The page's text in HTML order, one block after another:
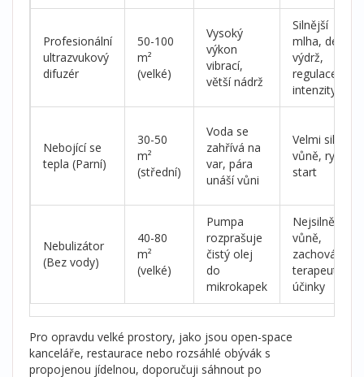
Profesionální
ultrazvukový
difuzér
50-100
m²
(velké)
Vysoký
výkon
vibrací,
větší nádrž
Silnější
mlha, delší
výdrž,
regulace
intenzity
Nebojící se
tepla (Parní)
30-50
m²
(střední)
Voda se
zahřívá na
var, pára
unáší vůni
Velmi silná
vůně, rychlý
start
Nebulizátor
(Bez vody)
40-80
m²
(velké)
Pumpa
rozprašuje
čistý olej
do
mikrokapek
Nejsilnější
vůně,
zachovává
terapeutické
účinky
Pro opravdu velké prostory, jako jsou open-space
kanceláře, restaurace nebo rozsáhlé obývák s
propojenou jídelnou, doporučuji sáhnout po